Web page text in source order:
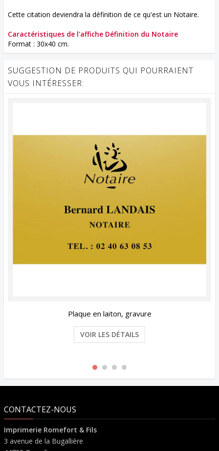
Cette citation deviendra la définition de ce qu'est un Notaire.
Caractéristiques de l'affiche Définition du Notaire
Format : 30x40 cm.
SUGGESTION DE PRODUITS QUI POURRAIENT
VOUS INTÉRESSER:
Plaque en laiton, gravure
VOIR LES DÉTAILS
CONTACTEZ-NOUS
Imprimerie Romefort & Fils
3 avenue de la Bugallière